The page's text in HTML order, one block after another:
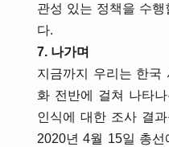
관성 있는 정책을 수
다.
7. 나가며
지금까지 우리는 한국
화 전반에 걸쳐 나타
인식에 대한 조사 결
2020년 4월 15일 총선